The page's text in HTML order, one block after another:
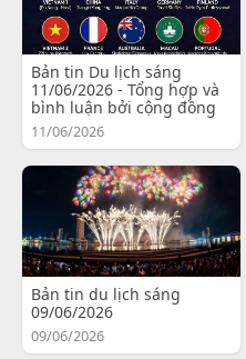
Bản tin Du lịch sáng
11/06/2026 - Tổng hợp và
bình luận bởi cộng đồng
11/06/2026
Bản tin du lịch sáng
09/06/2026
09/06/2026